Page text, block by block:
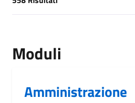
[results] Risultati
Moduli
Amministrazione